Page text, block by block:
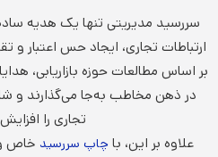
سررسید مدیریتی تنها یک هدیه
ارتباطات تجاری، ایجاد حس اعتبار
بر اساس مطالعات حوزه بازاریابی،
در ذهن مخاطب به‌جا می‌گذارند و
تجاری را
علاوه بر این، با چاپ سررسید خاص و